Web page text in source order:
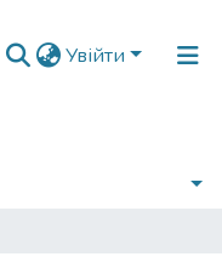
Увійти